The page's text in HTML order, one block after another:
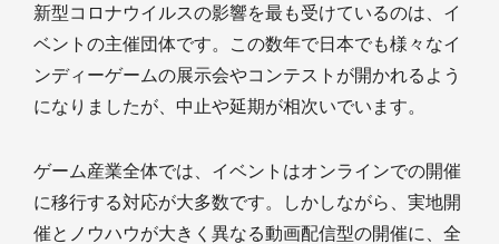
新型コロナウイルスの影響を最も受けているのは、イ
ベントの主催団体です。この数年で日本でも様々なイ
ンディーゲームの展示会やコンテストが開かれるよう
になりましたが、中止や延期が相次いでいます。
ゲーム産業全体では、イベントはオンラインでの開催
に移行する対応が大多数です。しかしながら、実地開
催とノウハウが大きく異なる動画配信型の開催に、全